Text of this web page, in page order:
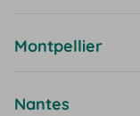
Montpellier
Nantes